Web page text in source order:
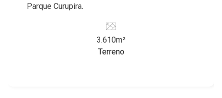
Parque Curupira.
3.610m²
Terreno